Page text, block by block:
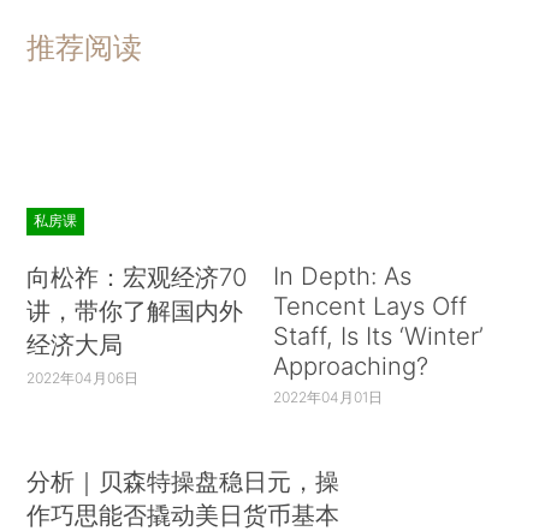
推荐阅读
私房课
向松祚：宏观经济70
讲，带你了解国内外
经济大局
2022年04月06日
In Depth: As
Tencent Lays Off
Staff, Is Its ‘Winter’
Approaching?
2022年04月01日
分析｜贝森特操盘稳日元，操
作巧思能否撬动美日货币基本